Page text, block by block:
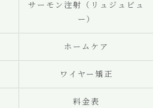
サーモン注射（リュジュビュ
ー）
ホームケア
ワイヤー矯正
料金表